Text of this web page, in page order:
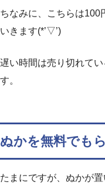
ちなみに、こちらは100
いきます(*’▽’)
遅い時間は売り切れて
す。
ぬかを無料でも
たまにですが、ぬかが置